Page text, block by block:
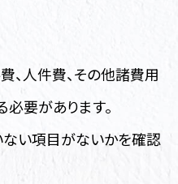
、人件費、その他諸費用
要があります。
い項目がないかを確認